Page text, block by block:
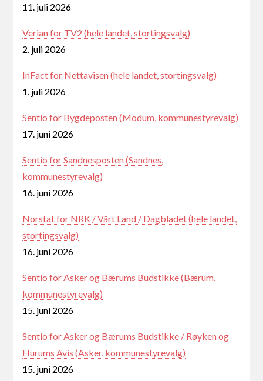
11. juli 2026
Verian for TV2 (hele landet, stortingsvalg)
2. juli 2026
InFact for Nettavisen (hele landet, stortingsvalg)
1. juli 2026
Sentio for Bygdeposten (Modum, kommunestyrevalg)
17. juni 2026
Sentio for Sandnesposten (Sandnes,
kommunestyrevalg)
16. juni 2026
Norstat for NRK / Vårt Land / Dagbladet (hele landet,
stortingsvalg)
16. juni 2026
Sentio for Asker og Bærums Budstikke (Bærum,
kommunestyrevalg)
15. juni 2026
Sentio for Asker og Bærums Budstikke / Røyken og
Hurums Avis (Asker, kommunestyrevalg)
15. juni 2026